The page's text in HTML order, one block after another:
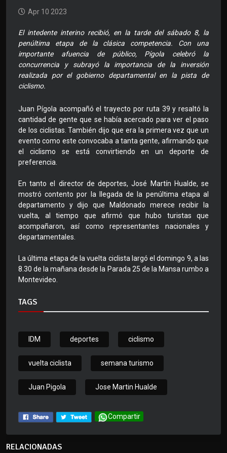
Apr 10 2023
El intedente interino recibió, en la tarde del sábado 8, la
penúltima etapa de la clásica competencia. Con una
importante afuencia de público, Pígola celebró la
concurrencia y subrayó la importancia de la inversión
realizada por el gobierno departamental en la pista de
ciclismo.
Juan Pígola acompañó el trayecto por ruta 39 y resaltó la
cantidad de gente que se había acercado para ver el paso
de los ciclistas. También dijo que era la primera vez que un
evento como este convocaba a tanta gente, afirmando que
el ciclismo se está convirtiendo en un deporte de
preferencia.
En tanto el director de deportes, José Martín Hualde, se
mostró contento por la llegada de la penúltima etapa al
departamento y dijo que Maldonado merece recibir la
vuelta, al tiempo que afirmó que hubo turistas que
acompañaron, así como representantes nacionales y
departamentales.
La última etapa de la vuelta ciclista largó el domingo 9, a las
8.30 de la mañana desde la Parada 25 de la Mansa rumbo a
Montevideo.
TAGS
IDM deportes ciclismo
vuelta ciclista semana turismo
Juan Pigola Jose Martin Hualde
Compartir
RELACIONADAS